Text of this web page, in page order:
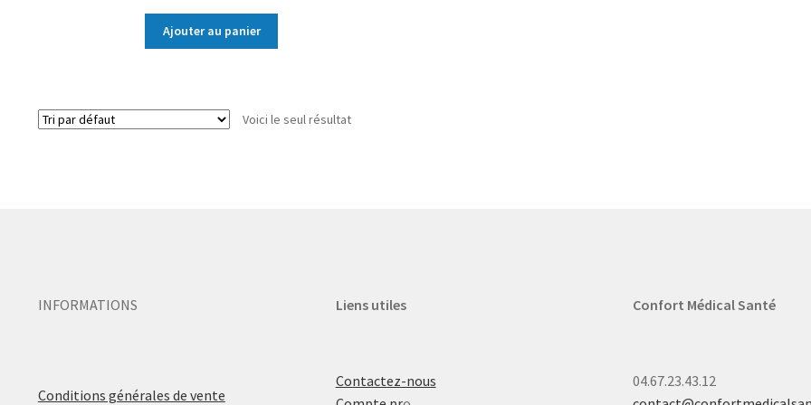
Ajouter au panier
Voici le seul résultat
INFORMATIONS
Conditions générales de vente
Liens utiles
Contactez-nous
Confort Médical Santé
04.67.23.43.12